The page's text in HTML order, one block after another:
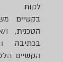
לקות
בקשיים
הטכנית,
בכתיבה
הקשיים